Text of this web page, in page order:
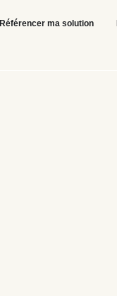
Référencer ma solution